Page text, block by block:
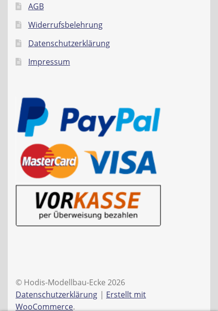
AGB
Widerrufsbelehrung
Datenschutzerklärung
Impressum
© Hodis-Modellbau-Ecke 2026
Datenschutzerklärung
Erstellt mit
WooCommerce.